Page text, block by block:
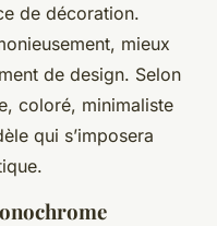
de décoration.
mieux
de design. Selon
coloré, minimaliste
qui s’imposera